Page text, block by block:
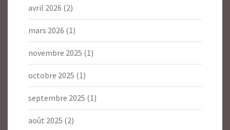
avril 2026 (2)
mars 2026 (1)
novembre 2025 (1)
octobre 2025 (1)
septembre 2025 (1)
août 2025 (2)